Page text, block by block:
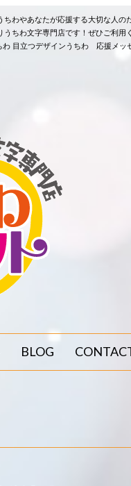
やあなたが応援する大切な人
ちわ文字専門店です！ぜひご利
目立つデザインうちわ 応援メ
BLOG